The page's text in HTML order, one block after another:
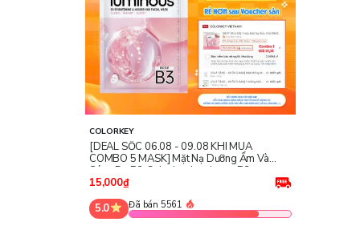
COLORKEY
[DEAL SỐC 06.08 - 09.08 KHI MUA
COMBO 5 MASK] Mặt Nạ Dưỡng Ẩm Và
Sáng Da B3 Colorkey Luminous B3
Brightening & Nourishing Facial Mask -
15,000₫
5.0
Đã bán 5561